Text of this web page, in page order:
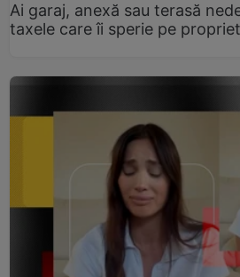
Ai garaj, anexă sau terasă
taxele care îi sperie pe